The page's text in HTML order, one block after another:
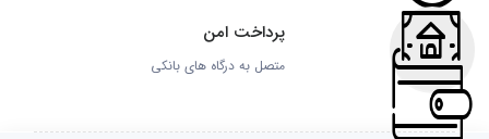
پرداخت امن
متصل به درگاه های بانکی